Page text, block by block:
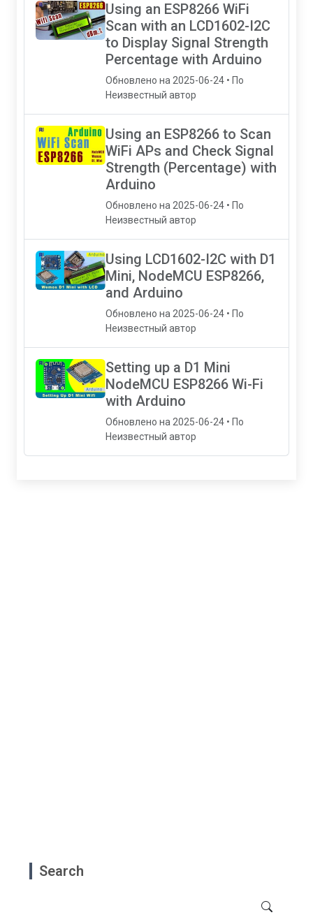
Using an ESP8266 WiFi
Scan with an LCD1602-I2C
to Display Signal Strength
Percentage with Arduino
Обновлено на 2025-06-24 • По
Неизвестный автор
Using an ESP8266 to Scan
WiFi APs and Check Signal
Strength (Percentage) with
Arduino
Обновлено на 2025-06-24 • По
Неизвестный автор
Using LCD1602-I2C with D1
Mini, NodeMCU ESP8266,
and Arduino
Обновлено на 2025-06-24 • По
Неизвестный автор
Setting up a D1 Mini
NodeMCU ESP8266 Wi-Fi
with Arduino
Обновлено на 2025-06-24 • По
Неизвестный автор
Search